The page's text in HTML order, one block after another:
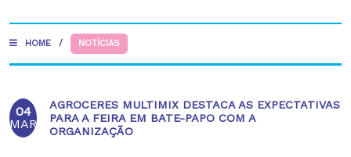
HOME / NOTÍCIAS
04
MAR
AGROCERES MULTIMIX DESTACA AS EXPECTATIVAS
PARA A FEIRA EM BATE-PAPO COM A
ORGANIZAÇÃO